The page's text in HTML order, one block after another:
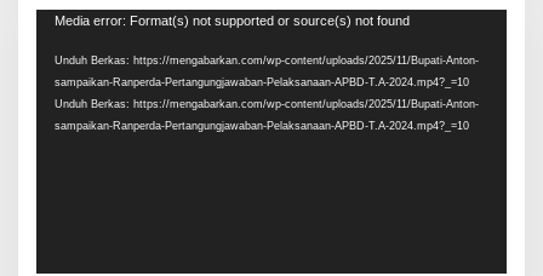
Pemutar
Media error: Format(s) not supported or source(s) not found
Unduh Berkas: https://mengabarkan.com/wp-content/uploads/2025/11/Bupati-Anton-
sampaikan-Ranperda-Pertangungjawaban-Pelaksanaan-APBD-T.A-2024.mp4?_=10
Unduh Berkas: https://mengabarkan.com/wp-content/uploads/2025/11/Bupati-Anton-
sampaikan-Ranperda-Pertangungjawaban-Pelaksanaan-APBD-T.A-2024.mp4?_=10